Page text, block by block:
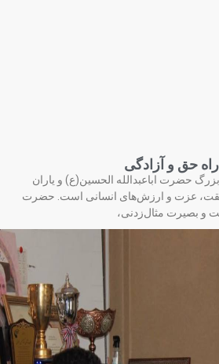
حق و آزادگی
حضرت اباعبدالله الحسین(ع) و یاران
عزت و ارزش‌های انسانی است. حضرت
بصیرت مثال‌زدنی،